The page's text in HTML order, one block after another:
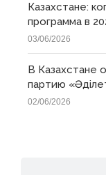
Казахстане:
программа в
03/06/2026
В Казахстане
партию
02/06/2026